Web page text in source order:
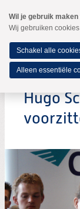
naar
Spring
de
inhoud
Spring
naar
hoofdmenu
Hugo
Wil je gebruik
Wij gebruiken
Schakel alle
Alleen essentiële